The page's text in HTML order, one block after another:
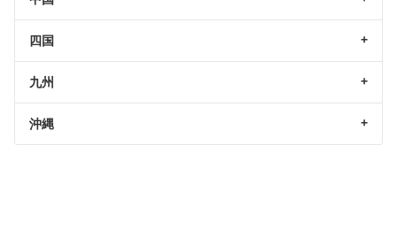
四国
九州
沖縄